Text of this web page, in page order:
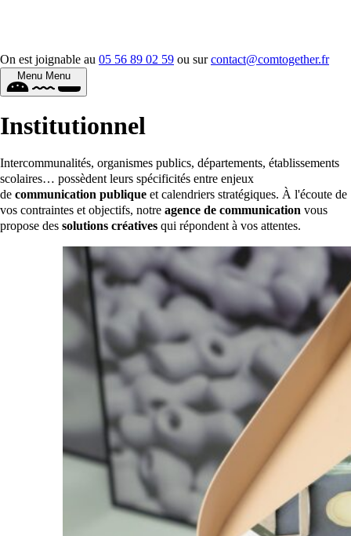
On est joignable au 05 56 89 02 59 ou surcontact@comtogether.fr
Menu Menu
Institutionnel
Intercommunalités, organismes publics, départements, établissements
scolaires… possèdent leurs spécificités entre enjeux
de communication publique et calendriers stratégiques. À l'écoute de
vos contraintes et objectifs, notre agence de communication vous
propose des solutions créatives qui répondent à vos attentes.